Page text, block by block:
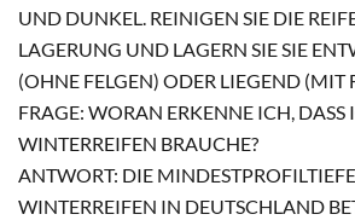
UND DUNKEL. REINIGEN SIE DIE
LAGERUNG UND LAGERN SIE SIE
(OHNE FELGEN) ODER LIEGEND (MIT
FRAGE: WORAN ERKENNE ICH, DASS
WINTERREIFEN BRAUCHE?
ANTWORT: DIE
WINTERREIFEN IN DEUTSCHLAND